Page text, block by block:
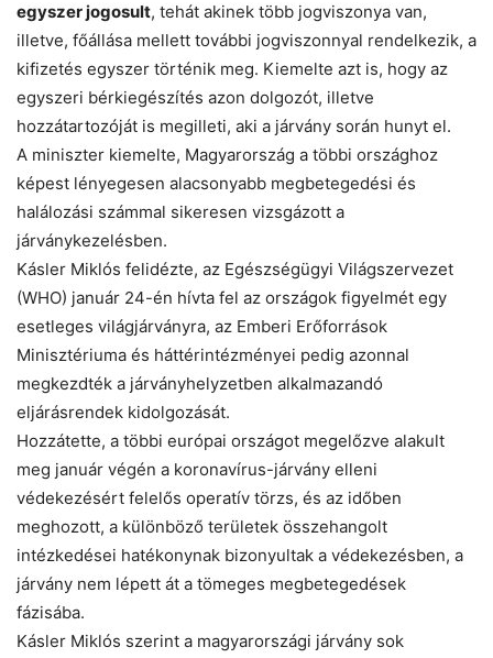
egyszer jogosult, tehát akinek több jogviszonya van,
illetve, főállása mellett további jogviszonnyal rendelkezik, a
kifizetés egyszer történik meg. Kiemelte azt is, hogy az
egyszeri bérkiegészítés azon dolgozót, illetve
hozzátartozóját is megilleti, aki a járvány során hunyt el.
A miniszter kiemelte, Magyarország a többi országhoz
képest lényegesen alacsonyabb megbetegedési és
halálozási számmal sikeresen vizsgázott a
járványkezelésben.
Kásler Miklós felidézte, az Egészségügyi Világszervezet
(WHO) január 24-én hívta fel az országok figyelmét egy
esetleges világjárványra, az Emberi Erőforrások
Minisztériuma és háttérintézményei pedig azonnal
megkezdték a járványhelyzetben alkalmazandó
eljárásrendek kidolgozását.
Hozzátette, a többi európai országot megelőzve alakult
meg január végén a koronavírus-járvány elleni
védekezésért felelős operatív törzs, és az időben
meghozott, a különböző területek összehangolt
intézkedései hatékonynak bizonyultak a védekezésben, a
járvány nem lépett át a tömeges megbetegedések
fázisába.
Kásler Miklós szerint a magyarországi járvány sok